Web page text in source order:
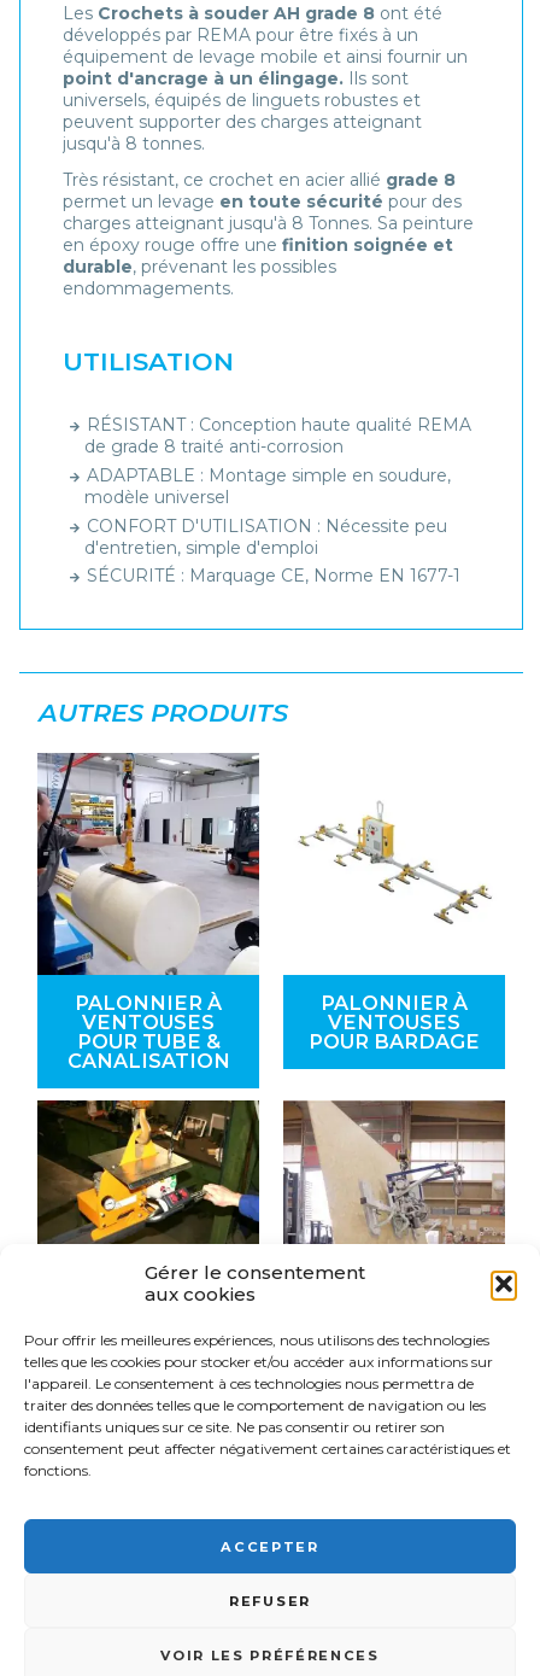
Gérer le consentement
aux cookies
Pour offrir les meilleures expériences, nous utilisons des technologies
telles que les cookies pour stocker et/ou accéder aux informations sur
l'appareil. Le consentement à ces technologies nous permettra de
traiter des données telles que le comportement de navigation ou les
identifiants uniques sur ce site. Ne pas consentir ou retirer son
consentement peut affecter négativement certaines caractéristiques et
fonctions.
ACCEPTER
REFUSER
VOIR LES PRÉFÉRENCES
03 89 57 81 90 CONTACT
Les Crochets à souder AH grade 8 ont été
développés par REMA pour être fixés à un
équipement de levage mobile et ainsi fournir un
point d'ancrage à un élingage. Ils sont
universels, équipés de linguets robustes et
peuvent supporter des charges atteignant
jusqu'à 8 tonnes.
Très résistant, ce crochet en acier allié grade 8
permet un levage en toute sécurité pour des
charges atteignant jusqu'à 8 Tonnes. Sa peinture
en époxy rouge offre unefinition soignée et
durable, prévenant les possibles
endommagements.
UTILISATION
RÉSISTANT : Conception haute qualité REMA
de grade 8 traité anti-corrosion
ADAPTABLE : Montage simple en soudure,
modèle universel
CONFORT D'UTILISATION : Nécessite peu
d'entretien, simple d'emploi
SÉCURITÉ : Marquage CE, Norme EN 1677-1
AUTRES PRODUITS
PALONNIER À
VENTOUSES
POUR TUBE &
CANALISATION
PALONNIER À
VENTOUSES
POUR BARDAGE
PALONNIER À
VENTOUSES
POUR POUTRE
(MÉTAL)
PALONNIER À
VENTOUSES
POUR PLAQUES
ET PANNEAUX
BOIS
FSI France© 2026 - Tous droits réservés -
FSI France est un distributeur d'équipements de levage et de